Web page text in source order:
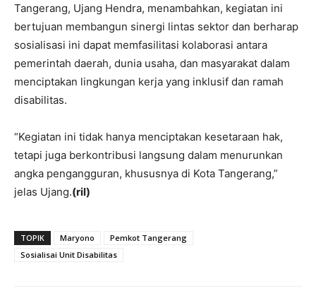
Tangerang, Ujang Hendra, menambahkan, kegiatan ini
bertujuan membangun sinergi lintas sektor dan berharap
sosialisasi ini dapat memfasilitasi kolaborasi antara
pemerintah daerah, dunia usaha, dan masyarakat dalam
menciptakan lingkungan kerja yang inklusif dan ramah
disabilitas.
“Kegiatan ini tidak hanya menciptakan kesetaraan hak,
tetapi juga berkontribusi langsung dalam menurunkan
angka pengangguran, khususnya di Kota Tangerang,”
jelas Ujang.(ril)
TOPIK Maryono
Pemkot Tangerang
Sosialisai Unit Disabilitas